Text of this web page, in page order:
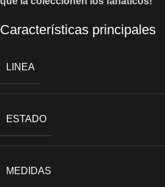
Características principales
LINEA
ESTADO
MEDIDAS